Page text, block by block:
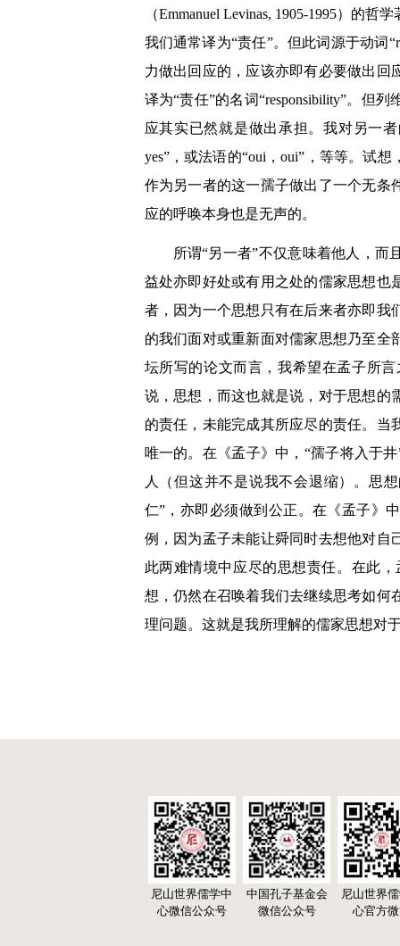
（Emmanuel Levinas, 1905-1995）的
我们通常译为“责任”。但此词源于动词
力做出回应的，应该亦即有必要做出
译为“责任”的名词“responsibility”。但
应其实已然就是做出承担。我对另一
yes”，或法语的“oui，oui”，等等。试
作为另一者的这一孺子做出了一个无条
应的呼唤本身也是无声的。
所谓“另一者”不仅意味着他人，
益处亦即好处或有用之处的儒家思想也
者，因为一个思想只有在后来者亦即我
的我们面对或重新面对儒家思想乃至
坛所写的论文而言，我希望在孟子所
说，思想，而这也就是说，对于思想的
的责任，未能完成其所应尽的责任。
唯一的。在《孟子》中，“孺子将入于
人（但这并不是说我不会退缩）。思
仁”，亦即必须做到公正。在《孟子》
例，因为孟子未能让舜同时去想他对自
此两难情境中应尽的思想责任。在此
想，仍然在召唤着我们去继续思考如何
理问题。这就是我所理解的儒家思想对
尼山世界儒学中
心微信公众号
中国孔子基金会
微信公众号
尼山世界
心官方